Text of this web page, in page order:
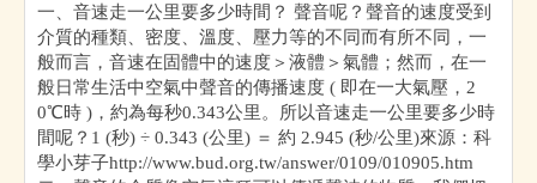
一、音速走一公里要多少時間？ 聲音呢？聲音的速度受到
介質的種類、密度、溫度、壓力等的不同而有所不同，一
般而言，音速在固體中的速度＞液體＞氣體；然而，在一
般日常生活中空氣中聲音的傳播速度 ( 即在一大氣壓，2
0℃時 )，約為每秒0.343公里。所以音速走一公里要多少時
間呢？1 (秒) ÷ 0.343 (公里) ＝ 約 2.945 (秒/公里)來源：科
學小芽子http://www.bud.org.tw/answer/0109/010905.htm